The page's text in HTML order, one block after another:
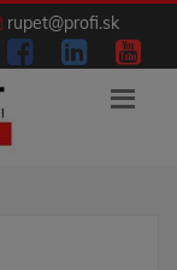
rupet@profi.sk